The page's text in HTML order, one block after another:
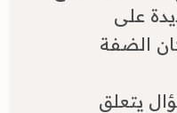
على
الضفة
يتعلق